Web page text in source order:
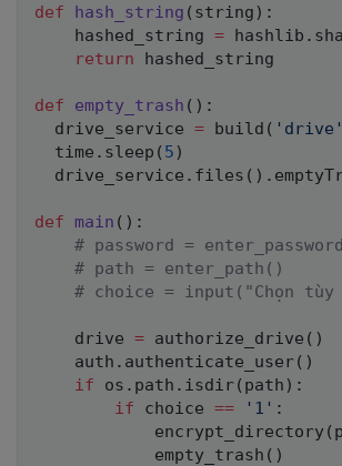
def hash_string ( string ) :
    hashed_string
= hashlib .
return hashed_string
def empty_trash ( ) :
  drive_service
= build ( 'drive'
  time
. sleep ( 5 )
  drive_service
. files ( ) .
def main ( ) :
# password =
# path = enter_path()
# choice = input("Chọn
    drive
= authorize_drive ( )
    auth
. authenticate_user( )
if os . path . isdir( path ) :
if choice == '1' :
            encrypt_directory
(
            empty_trash
( )